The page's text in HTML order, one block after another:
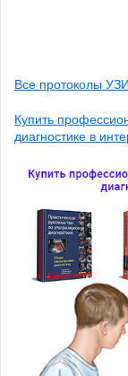
Все протоколы
Купить
диагностике в